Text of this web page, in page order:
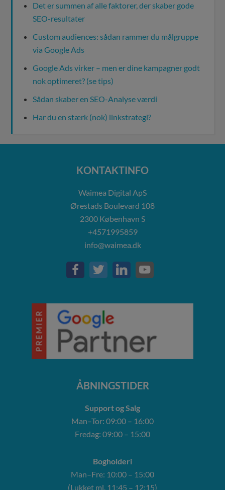
Det er summen af alle faktorer, der skaber gode
SEO-resultater
Custom audiences: sådan rammer du målgruppe
via Google Ads
Google Ads virker – men er dine kampagner godt
nok optimeret? (se tips)
Sådan skaber en SEO-Analyse værdi
Har du en stærk (nok) linkstrategi?
KONTAKTINFO
Waimea Digital ApS
Ørestads Boulevard 108
2300 København S
+4571995859
info@waimea.dk
ÅBNINGSTIDER
Support og Salg
Man–Tor: 09:00 – 16:00
Fredag: 09:00 – 15:00
Bogholderi
Man–Fre: 10:00 – 15:00
(Lukket ml. 11:45 – 12:15)